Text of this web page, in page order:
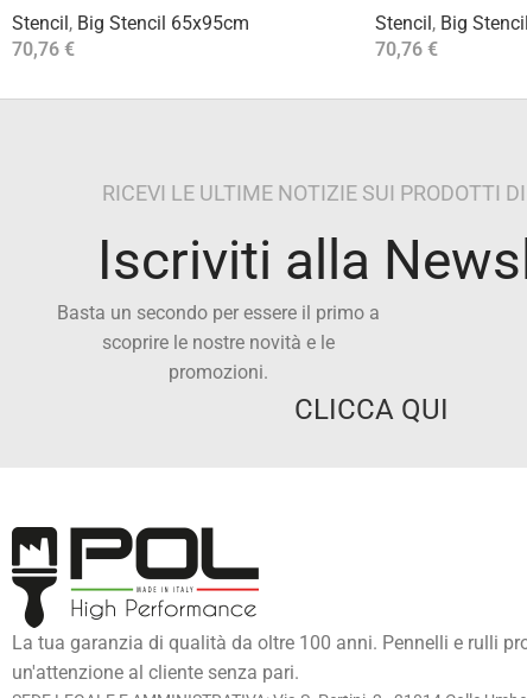
Stencil, Big Stencil 65x95cm
70,76 €
Stencil, Big
70,76 €
RICEVI LE ULTIME NOTIZIE SUI PRODOTTI
Iscriviti alla
Basta un secondo per essere il primo a
scoprire le nostre novità e le
promozioni.
CLICCA QUI
La tua garanzia di qualità da oltre 100 anni. Pennelli e rulli
un'attenzione al cliente senza pari.